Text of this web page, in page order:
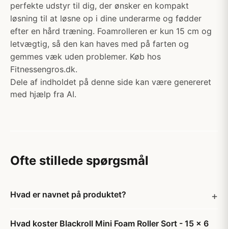
perfekte udstyr til dig, der ønsker en kompakt
løsning til at løsne op i dine underarme og fødder
efter en hård træning. Foamrolleren er kun 15 cm og
letvægtig, så den kan haves med på farten og
gemmes væk uden problemer. Køb hos
Fitnessengros.dk.
Dele af indholdet på denne side kan være genereret
med hjælp fra AI.
Ofte stillede spørgsmål
Hvad er navnet på produktet?
Hvad koster Blackroll Mini Foam Roller Sort - 15 x 6